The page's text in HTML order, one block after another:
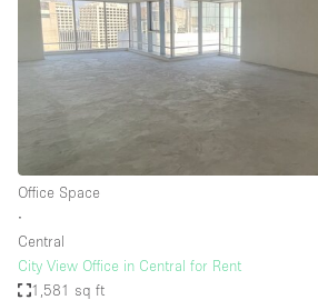
Office Space
∙
Central
City View Office in Central for Rent
1,581 sq ft